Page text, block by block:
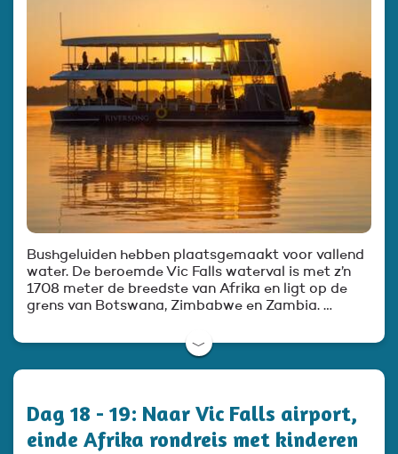
Bushgeluiden hebben plaatsgemaakt voor vallend
water. De beroemde Vic Falls waterval is met z’n
1708 meter de breedste van Afrika en ligt op de
grens van Botswana, Zimbabwe en Zambia. …
﹀
Dag 18 - 19: Naar Vic Falls airport,
einde Afrika rondreis met kinderen